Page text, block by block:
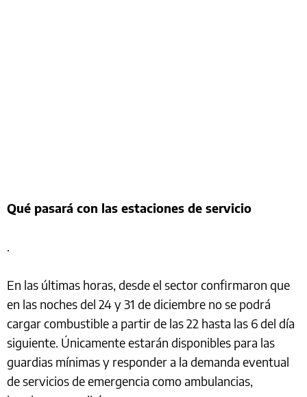
Qué pasará con las estaciones de servicio
.
En las últimas horas, desde el sector confirmaron que
en las noches del 24 y 31 de diciembre no se podrá
cargar combustible a partir de las 22 hasta las 6 del día
siguiente. Únicamente estarán disponibles para las
guardias mínimas y responder a la demanda eventual
de servicios de emergencia como ambulancias,